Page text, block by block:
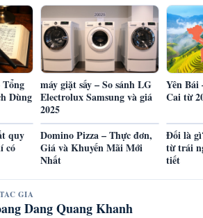
Dùng
máy giặt sấy – So sánh LG
Electrolux Samsung và giá
2025
Yên
Cai từ
quy
có
Domino Pizza – Thực đơn,
Giá và Khuyến Mãi Mới
Nhất
Đối là
từ trái
tiết
GIA
Dang Quang Khanh